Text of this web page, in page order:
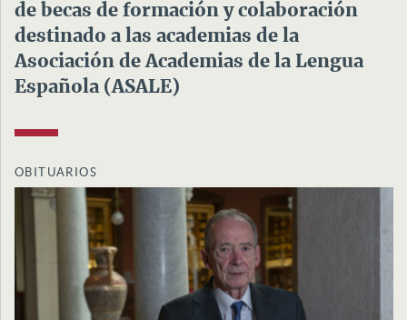
de becas de formación y colaboración
destinado a las academias de la
Asociación de Academias de la Lengua
Española (ASALE)
OBITUARIOS